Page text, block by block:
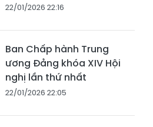
22/01/2026 22:16
Ban Chấp hành Trung
ương Đảng khóa XIV Hội
nghị lần thứ nhất
22/01/2026 22:05